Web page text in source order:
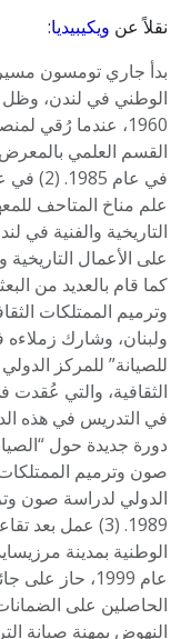
نقلاً عن ويكيبيديا:
بدأ جاري تومسون
1960، عندما رُقي
علم مناخ المتاحف
التاريخية والفنية في
كما قام بالعديد من
وترميم الممتلكات
ولبنان، وشارك زملاءه
للصيانة” للمركز
دورة جديدة حول
صون وترميم
الدولي لدراسة صون
1989. (3) عمل
عام 1999، حاز
الحاصلين على
النهوض بمهنة صيانة